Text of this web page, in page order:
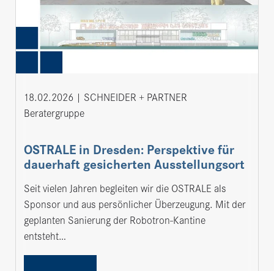
18.02.2026
SCHNEIDER + PARTNER
Beratergruppe
OSTRALE in Dresden: Perspektive für
dauerhaft gesicherten Ausstellungsort
Seit vielen Jahren begleiten wir die OSTRALE als
Sponsor und aus persönlicher Überzeugung. Mit der
geplanten Sanierung der Robotron-Kantine
entsteht…